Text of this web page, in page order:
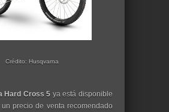
Crédito: Husqvarna
Hard Cross 5 ya está disponible
precio de venta recomendado